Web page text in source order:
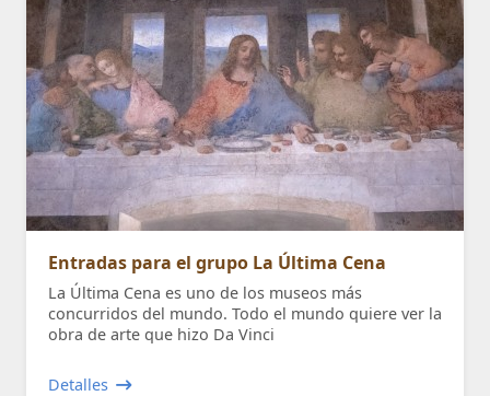
Entradas para el grupo La Última Cena
La Última Cena es uno de los museos más
concurridos del mundo. Todo el mundo quiere ver la
obra de arte que hizo Da Vinci
Detalles